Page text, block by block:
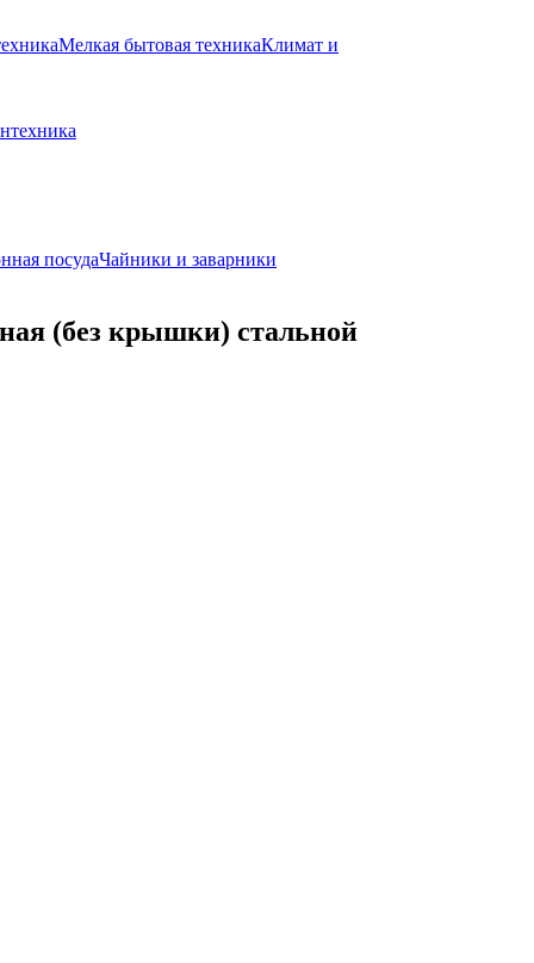
Мелкая бытовая техникаКлимат и
посудаЧайники и заварники
(без крышки) стальной